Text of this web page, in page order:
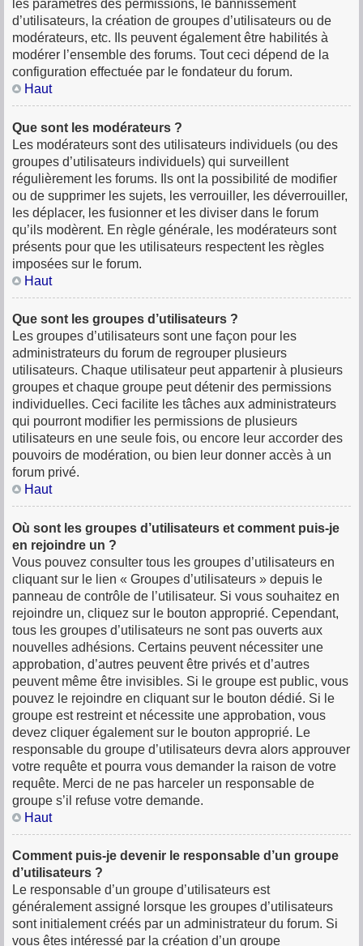
les paramètres des permissions, le bannissement
d’utilisateurs, la création de groupes d’utilisateurs ou de
modérateurs, etc. Ils peuvent également être habilités à
modérer l’ensemble des forums. Tout ceci dépend de la
configuration effectuée par le fondateur du forum.
Haut
Que sont les modérateurs ?
Les modérateurs sont des utilisateurs individuels (ou des
groupes d’utilisateurs individuels) qui surveillent
régulièrement les forums. Ils ont la possibilité de modifier
ou de supprimer les sujets, les verrouiller, les déverrouiller,
les déplacer, les fusionner et les diviser dans le forum
qu’ils modèrent. En règle générale, les modérateurs sont
présents pour que les utilisateurs respectent les règles
imposées sur le forum.
Haut
Que sont les groupes d’utilisateurs ?
Les groupes d’utilisateurs sont une façon pour les
administrateurs du forum de regrouper plusieurs
utilisateurs. Chaque utilisateur peut appartenir à plusieurs
groupes et chaque groupe peut détenir des permissions
individuelles. Ceci facilite les tâches aux administrateurs
qui pourront modifier les permissions de plusieurs
utilisateurs en une seule fois, ou encore leur accorder des
pouvoirs de modération, ou bien leur donner accès à un
forum privé.
Haut
Où sont les groupes d’utilisateurs et comment puis-je
en rejoindre un ?
Vous pouvez consulter tous les groupes d’utilisateurs en
cliquant sur le lien « Groupes d’utilisateurs » depuis le
panneau de contrôle de l’utilisateur. Si vous souhaitez en
rejoindre un, cliquez sur le bouton approprié. Cependant,
tous les groupes d’utilisateurs ne sont pas ouverts aux
nouvelles adhésions. Certains peuvent nécessiter une
approbation, d’autres peuvent être privés et d’autres
peuvent même être invisibles. Si le groupe est public, vous
pouvez le rejoindre en cliquant sur le bouton dédié. Si le
groupe est restreint et nécessite une approbation, vous
devez cliquer également sur le bouton approprié. Le
responsable du groupe d’utilisateurs devra alors approuver
votre requête et pourra vous demander la raison de votre
requête. Merci de ne pas harceler un responsable de
groupe s’il refuse votre demande.
Haut
Comment puis-je devenir le responsable d’un groupe
d’utilisateurs ?
Le responsable d’un groupe d’utilisateurs est
généralement assigné lorsque les groupes d’utilisateurs
sont initialement créés par un administrateur du forum. Si
vous êtes intéressé par la création d’un groupe